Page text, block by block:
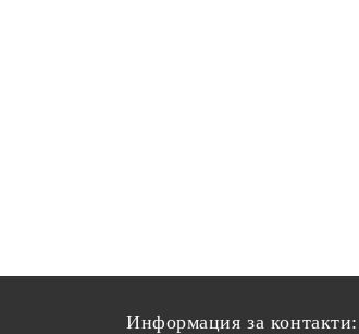
Информация за контакти: